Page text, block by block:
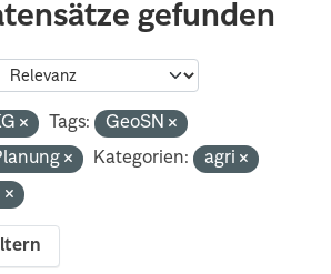
gefunden
Tags:
GeoSN
Kategorien:
agri